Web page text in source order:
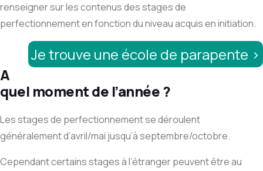
renseigner sur les contenus des stages de
perfectionnement en fonction du niveau acquis en initiation.
Je trouve une école de parapente >
A
quel moment de l’année ?
Les stages de perfectionnement se déroulent
généralement d’avril/mai jusqu’à septembre/octobre.
Cependant certains stages à l’étranger peuvent être au